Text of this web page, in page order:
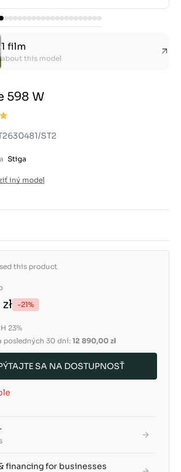
1 film
about this model
598 W
ST2
Stiga
iný model
this product
-21%
23%
posledných 30 dní: 12 890,00 zł
SA NA DOSTUPNOSŤ
financing for businesses